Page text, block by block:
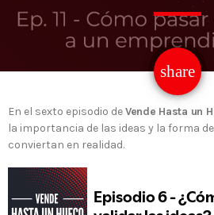
share
email
En el sexto episodio deVende Hasta un
la importancia de las ideas y la forma
conviertan en realidad.